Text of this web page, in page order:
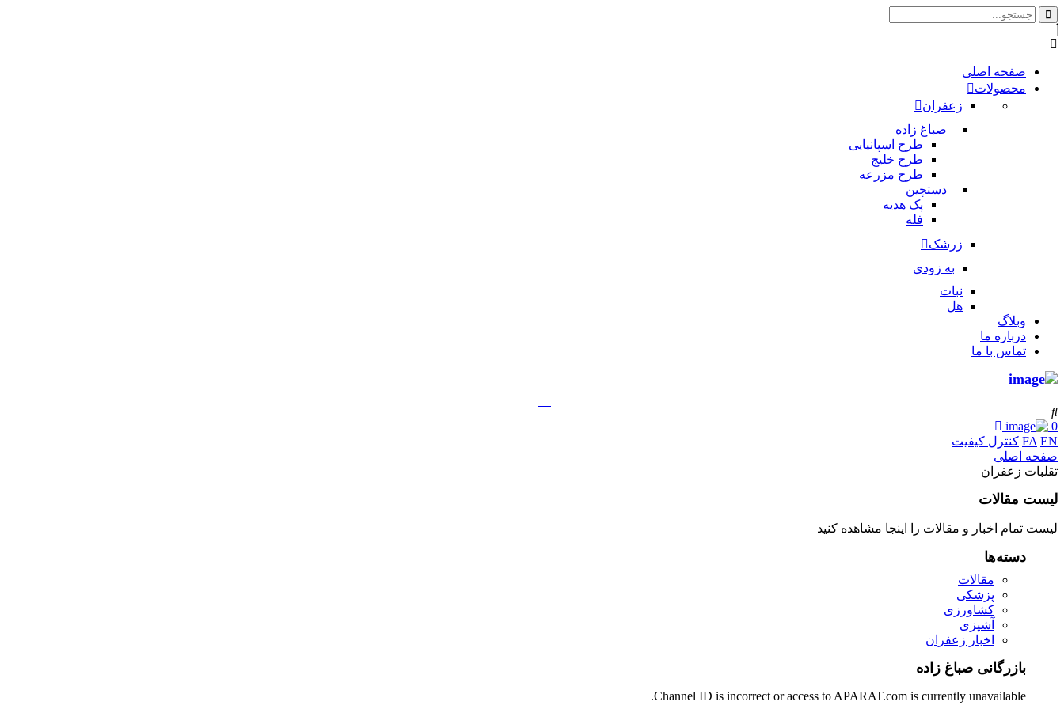
صفحه اصلی
محصولات
زعفران
صباغ زاده
طرح اسپانیایی
طرح خلیج
طرح مزرعه
دستچین
پک هدیه
فله
زرشک
به زودی
نبات
هل
وبلاگ
درباره ما
تماس با ما
0
FA EN
کنترل کیفیت
صفحه اصلی
تقلبات زعفران
لیست مقالات
لیست تمام اخبار و مقالات را اینجا مشاهده کنید
دسته‌ها
مقالات
پزشکی
کشاورزی
آشپزی
اخبار زعفران
بازرگانی صباغ زاده
Channel ID is incorrect or access to APARAT.com is currently unavailable.